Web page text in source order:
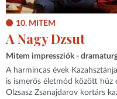
10. MITEM
A Nagy Dzsut
Mitem impressziók -
A harmincas évek
is ismerős életmód között húz
Olzsasz Zsanajdarov kortárs